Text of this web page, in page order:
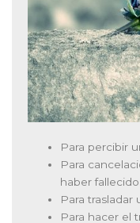
Para percibir
Para
haber
Para trasladar
Para hacer el